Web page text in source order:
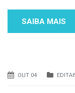
SAIBA MAIS
OUT 04